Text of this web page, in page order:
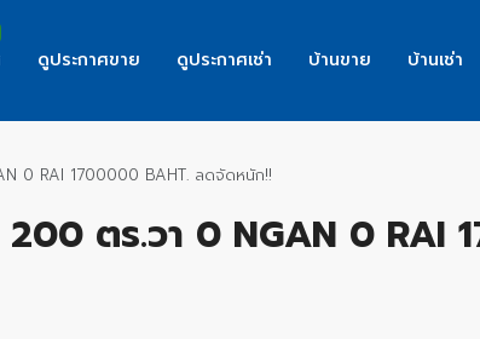
ดูประกาศขาย ดูประกาศเช่า บ้านขาย บ้านเช่า
0 RAI 1700000 BAHT. ลดจัดหนัก!!
ตร.วา 0 NGAN 0 RAI